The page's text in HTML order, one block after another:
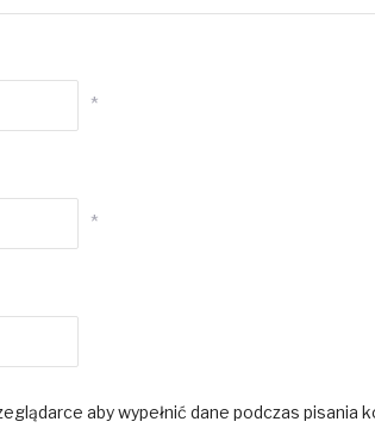
*
*
aby wypełnić dane podczas pisania